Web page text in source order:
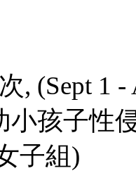
, (Sept 1
孩子性
子組)